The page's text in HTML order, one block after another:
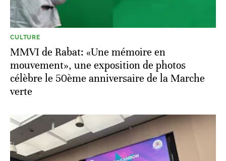
CULTURE
MMVI de Rabat: «Une mémoire en
mouvement», une exposition de photos
célèbre le 50ème anniversaire de la Marche
verte